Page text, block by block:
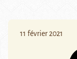
11 février 2021